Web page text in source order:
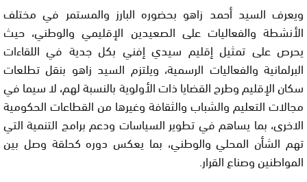
ويعرف السيد أحمد زاهو بحضوره البارز والمستمر في مختلف
الأنشطة والفعاليات على الصعيدين الإقليمي والوطني، حيث
يحرص على تمثيل إقليم سيدي إفني بكل جدية في اللقاءات
البرلمانية والفعاليات الرسمية، ويلتزم السيد زاهو بنقل تطلعات
سكان الإقليم وطرح القضايا ذات الأولوية بالنسبة لهم، لا سيما في
مجالات التعليم والشباب والثقافة وغيرها من القطاعات الحكومية
الاخرى، بما يساهم في تطوير السياسات ودعم برامج التنمية التي
تهم الشأن المحلي والوطني، بما يعكس دوره كحلقة وصل بين
المواطنين وصناع القرار.